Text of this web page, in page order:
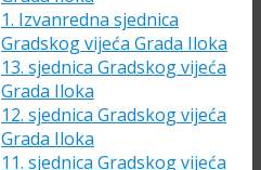
1. Izvanredna sjednica
Gradskog vijeća Grada Iloka
13. sjednica Gradskog vijeća
Grada Iloka
12. sjednica Gradskog vijeća
Grada Iloka
11. sjednica Gradskog vijeća